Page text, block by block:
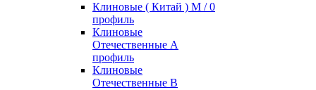
Клиновые ( Китай ) М / 0
профиль
Клиновые
Отечественные А
профиль
Клиновые
Отечественные В